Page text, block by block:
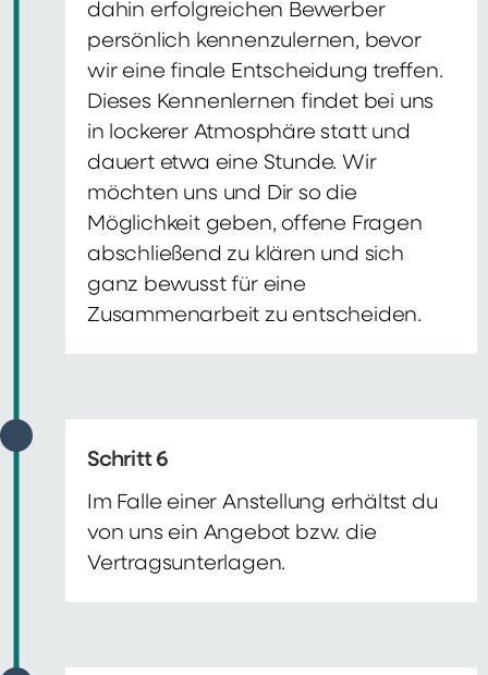
dahin erfolgreichen Bewerber
persönlich kennenzulernen, bevor
wir eine finale Entscheidung treffen.
Dieses Kennenlernen findet bei uns
in lockerer Atmosphäre statt und
dauert etwa eine Stunde. Wir
möchten uns und Dir so die
Möglichkeit geben, offene Fragen
abschließend zu klären und sich
ganz bewusst für eine
Zusammenarbeit zu entscheiden.
Schritt 6
Im Falle einer Anstellung erhältst du
von uns ein Angebot bzw. die
Vertragsunterlagen.